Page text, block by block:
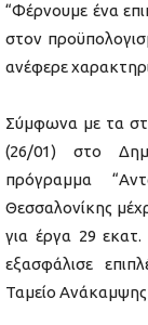
“Φέρνουμε ένα
στον
ανέφερε
Σύμφωνα με τα
(26/01) στο
πρόγραμμα
Θεσσαλονίκης
για έργα 29
εξασφάλισε
Ταμείο